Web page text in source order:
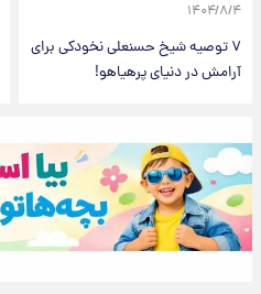
۱۴۰۴/۸/۴
۷ توصیه شیخ حسنعلی نخودکی برای
آرامش در دنیای پرهیاهو!